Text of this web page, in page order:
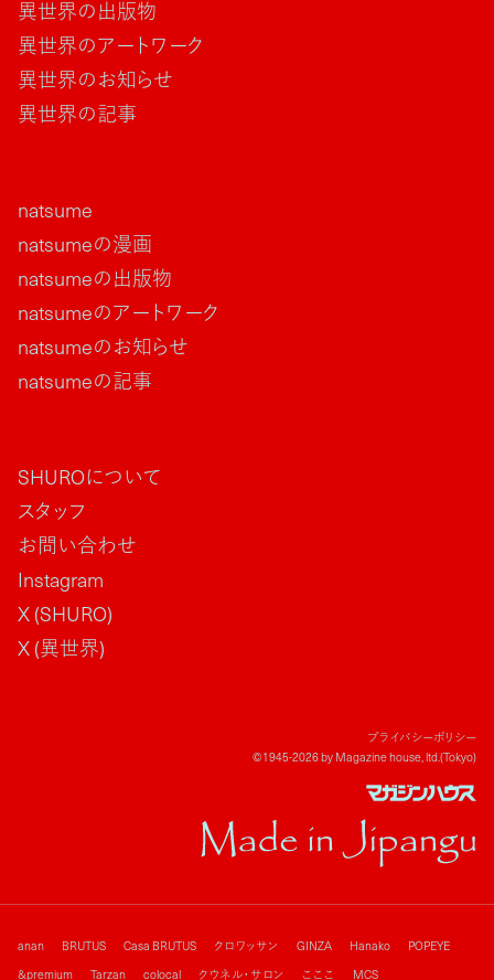
異世界の出版物
異世界のアートワーク
異世界のお知らせ
異世界の記事
natsume
natsumeの漫画
natsumeの出版物
natsumeのアートワーク
natsumeのお知らせ
natsumeの記事
SHUROについて
スタッフ
お問い合わせ
Instagram
X (SHURO)
X (異世界)
プライバシーポリシー
©1945-2026 by Magazine house, ltd.(Tokyo)
anan BRUTUS Casa BRUTUS クロワッサン GINZA Hanako
POPEYE
&premium
Tarzan colocal クウネル・サロン こここ MCS